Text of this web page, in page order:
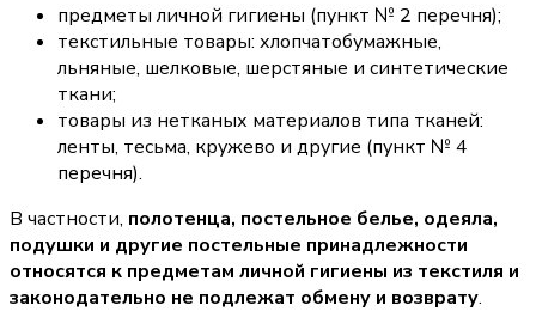
предметы личной гигиены (пункт № 2 перечня);
текстильные товары: хлопчатобумажные,
льняные, шелковые, шерстяные и синтетические
ткани;
товары из нетканых материалов типа тканей:
ленты, тесьма, кружево и другие (пункт № 4
перечня).
В частности, полотенца, постельное белье, одеяла,
подушки и другие постельные принадлежности
относятся к предметам личной гигиены из текстиля и
законодательно не подлежат обмену и возврату.